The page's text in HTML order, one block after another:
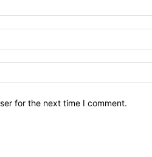
for the next time I comment.